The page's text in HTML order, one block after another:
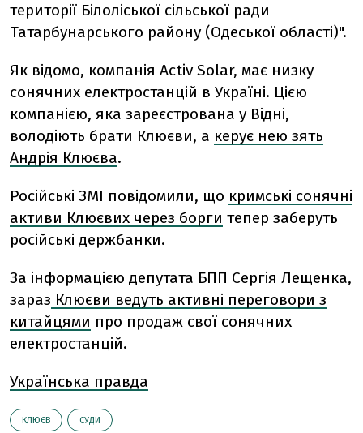
території Білоліської сільської ради
Татарбунарського району (Одеської області)".
Як відомо, компанія Activ Solar, має низку
сонячних електростанцій в Україні. Цією
компанією, яка зареєстрована у Відні,
володіють брати Клюєви, а керує нею зять
Андрія Клюєва.
Російські ЗМІ повідомили, що кримські сонячні
активи Клюєвих через борги тепер заберуть
російські держбанки.
За інформацією депутата БПП Сергія Лещенка,
зараз Клюєви ведуть активні переговори з
китайцями про продаж свої сонячних
електростанцій.
Українська правда
КЛЮЄВ СУДИ